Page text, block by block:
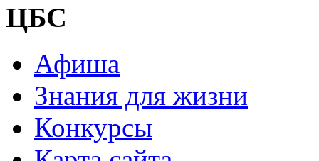
ЦБС
Афиша
Знания для жизни
Конкурсы